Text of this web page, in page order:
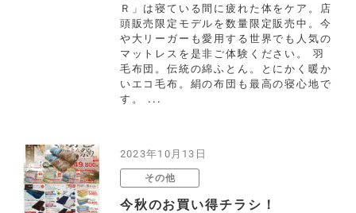
Ｒ」は寝ている間に疲れた体をケア。店
頭販売限定モデルを数量限定販売中。今
や大リーガーも愛用する世界でも人気の
マットレスを是非ご体験ください。 羽
毛布団。伝統の綿ふとん。とにかく暖か
いエコ毛布。絹の布団も最高の寝心地で
す。 ...
2023年10月13日
その他
今秋のお買い得チラシ！